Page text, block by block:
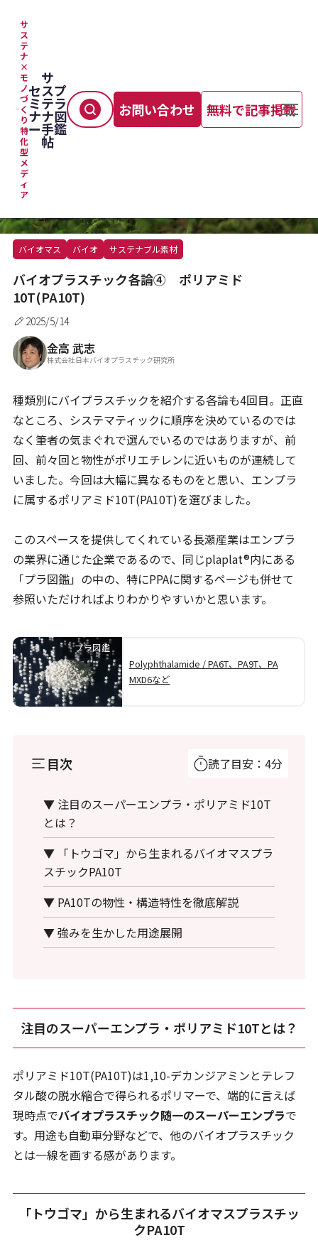
サ
ス
テ
ナ
×
モ
ノ
づ
く
り
特
化
型
メ
デ
ィ
ア
セ
ミ
ナ
ー
サ
ス
テ
ナ
手
帖
プ
ラ
図
鑑
お問い合わせ 無料で記事掲載
TOP
バイオマス バイオ サステナブル素材
バイオプラスチック各論④ ポリアミド
10T(PA10T)
2025/5/14
金高 武志
株式会社日本バイオプラスチック研究所
種類別にバイプラスチックを紹介する各論も4回目。正直
なところ、システマティックに順序を決めているのでは
なく筆者の気まぐれで選んでいるのではありますが、前
回、前々回と物性がポリエチレンに近いものが連続して
いました。今回は大幅に異なるものをと思い、エンプラ
に属するポリアミド10T(PA10T)を選びました。
このスペースを提供してくれている長瀬産業はエンプラ
の業界に通じた企業であるので、同じplaplat®内にある
「プラ図鑑」の中の、特にPPAに関するページも併せて
参照いただければよりわかりやすいかと思います。
プラ図鑑
Polyphthalamide / PA6T、PA9T、PA
MXD6など
目次 読了目安：4分
▼ 注目のスーパーエンプラ・ポリアミド10T
とは？
▼ 「トウゴマ」から生まれるバイオマスプラ
スチックPA10T
▼ PA10Tの物性・構造特性を徹底解説
▼ 強みを生かした用途展開
注目のスーパーエンプラ・ポリアミド10Tとは？
ポリアミド10T(PA10T)は1,10-デカンジアミンとテレフ
タル酸の脱水縮合で得られるポリマーで、端的に言えば
現時点でバイオプラスチック随一のスーパーエンプラで
す。用途も自動車分野などで、他のバイオプラスチック
とは一線を画する感があります。
「トウゴマ」から生まれるバイオマスプラスチッ
クPA10T